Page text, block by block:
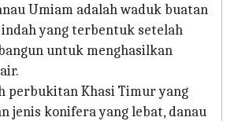
Umiam adalah waduk buatan
yang terbentuk setelah
untuk menghasilkan
perbukitan Khasi Timur yang
jenis konifera yang lebat, danau